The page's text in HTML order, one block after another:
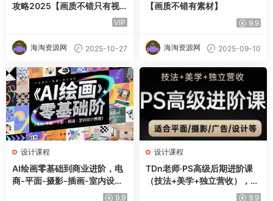
攻略2025【画质不错只有视
VIP
海淘资源网 2025-10-27
【画质不错有素材】
9.9
海淘资源网 2025-09-10
设计课程
AI绘画零基础到商业进阶，电
商-平面-摄影-插画-室内设计
9.9
设计课程
TDn老师·PS高级后期进阶课
（技法+美学+独立营收），适
9.9